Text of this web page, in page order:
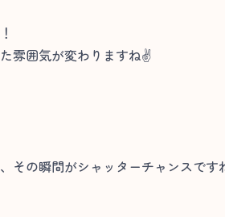
雰囲気が変わりますね✌
その瞬間がシャッターチャンスです